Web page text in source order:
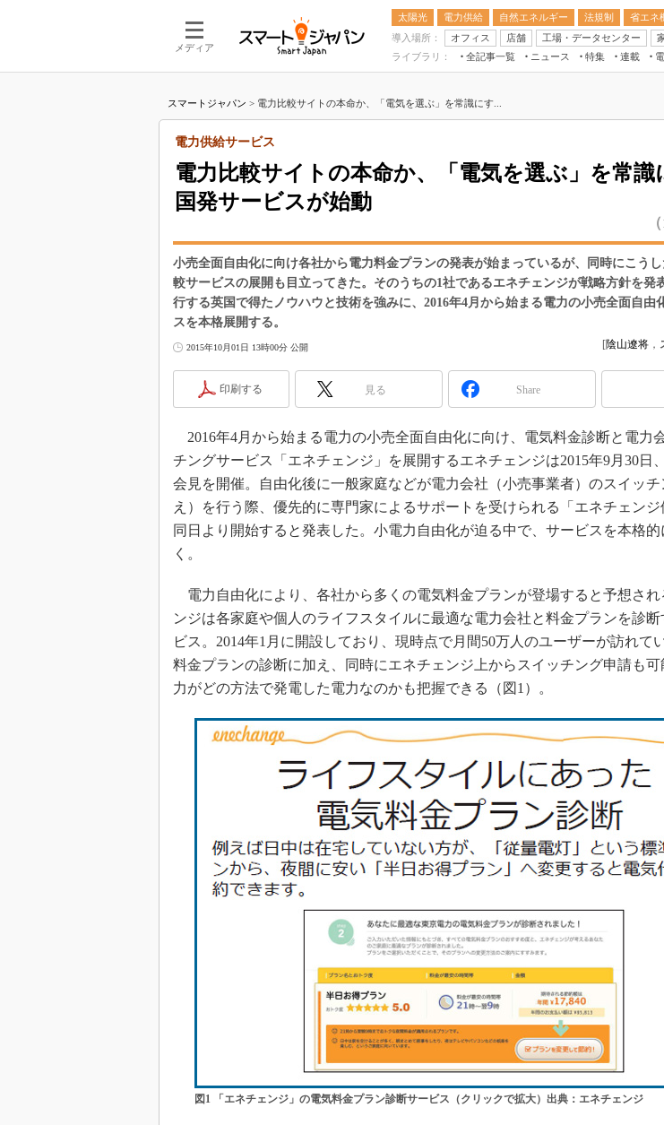
メディア
太陽光 電力供給 自然エネルギー 法規制 省エネ
導入場所：
オフィス 店舗 工場・データセンター
ライブラリ：
全記事一覧 ニュース 特集 連載
スマートジャパン > 電力比較サイトの本命か、「電気を選ぶ」を常識にす...
電力比較サイトの本命か、「電気を選ぶ」を常識
国発サービスが始動
電力供給サービス
小売全面自由化に向け各社から電力料金プランの発表が始まっているが、同時にこう
較サービスの展開も目立ってきた。そのうちの1社であるエネチェンジが戦略方針を発
行する英国で得たノウハウと技術を強みに、2016年4月から始まる電力の小売全面自由
スを本格展開する。
2015年10月01日 13時00分 公開 [陰山遼将 ，
印刷する 見る Share
2016年4月から始まる電力の小売全面自由化に向け、電気料金診断と電力
チングサービス「エネチェンジ」を展開するエネチェンジは2015年9月30日
会見を開催。自由化後に一般家庭などが電力会社（小売事業者）のスイッ
え）を行う際、優先的に専門家によるサポートを受けられる「エネチェン
同日より開始すると発表した。小電力自由化が迫る中で、サービスを本格
く。
電力自由化により、各社から多くの電気料金プランが登場すると予想され
ンジは各家庭や個人のライフスタイルに最適な電力会社と料金プランを診断
ビス。2014年1月に開設しており、現時点で月間50万人のユーザーが訪れて
料金プランの診断に加え、同時にエネチェンジ上からスイッチング申請も可
力がどの方法で発電した電力なのかも把握できる（図1）。
図1 「エネチェンジ」の電気料金プラン診断サービス（クリックで拡大）出典：エネチェンジ